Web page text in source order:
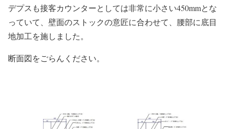
デプスも接客カウンターとしては非常に小さい450mmとな
っていて、壁面のストックの意匠に合わせて、腰部に底目
地加工を施しました。
断面図をごらんください。